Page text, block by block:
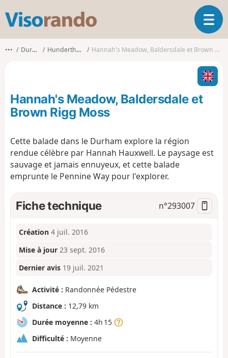
s
o
o
O
u
i
r
l
g
o
••• Durham Hunderthwaite Hannah's Meadow, Baldersdale et Brown Rigg Moss
Hannah's Meadow, Baldersdale et
Brown Rigg Moss
Cette balade dans le Durham explore la région
rendue célèbre par Hannah Hauxwell. Le paysage est
sauvage et jamais ennuyeux, et cette balade
emprunte le Pennine Way pour l'explorer.
Fiche technique n°293007
Création 4 juil. 2016
Mise à jour 23 sept. 2016
Dernier avis 19 juil. 2021
Activité : Randonnée Pédestre
Distance : 12,79 km
Durée moyenne : 4h 15
Difficulté : Moyenne